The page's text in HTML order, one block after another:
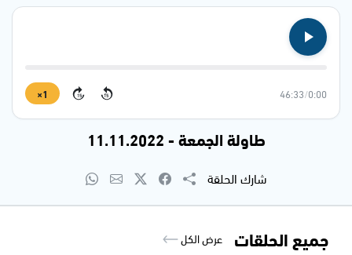
0:00
/
46:33
15
15
1×
طاولة الجمعة - 11.11.2022
شارك الحلقة
جميع الحلقات عرض الكل